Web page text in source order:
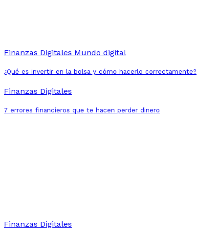
Finanzas Digitales Mundo digital
¿Qué es invertir en la bolsa y cómo hacerlo correctamente?
Finanzas Digitales
7 errores financieros que te hacen perder dinero
Finanzas Digitales